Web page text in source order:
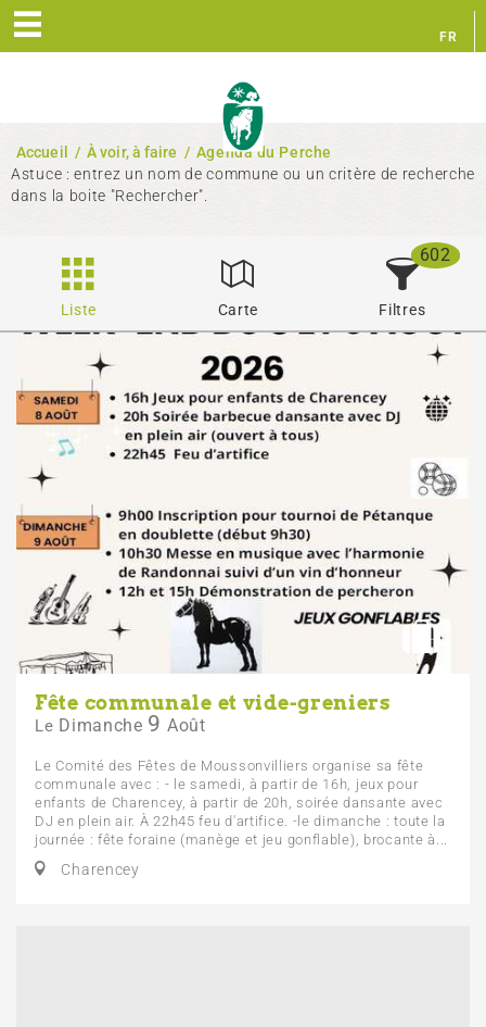
FR
Accueil / À voir, à faire / Agenda du Perche
Astuce : entrez un nom de commune ou un critère de recherche
dans la boite "Rechercher".
Liste Carte Filtres
602
Fête communale et vide-greniers
Le Dimanche 9 Août
Le Comité des Fêtes de Moussonvilliers organise sa fête
communale avec : - le samedi, à partir de 16h, jeux pour
enfants de Charencey, à partir de 20h, soirée dansante avec
DJ en plein air. À 22h45 feu d'artifice. -le dimanche : toute la
journée : fête foraine (manège et jeu gonflable), brocante à...
Charencey